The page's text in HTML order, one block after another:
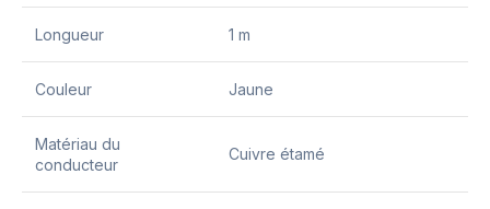
Longueur 1 m
Couleur Jaune
Matériau du
conducteur
Cuivre étamé